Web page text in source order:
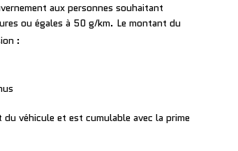
aux personnes souhaitant
ou égales à 50 g/km. Le montant du
:
véhicule et est cumulable avec la prime